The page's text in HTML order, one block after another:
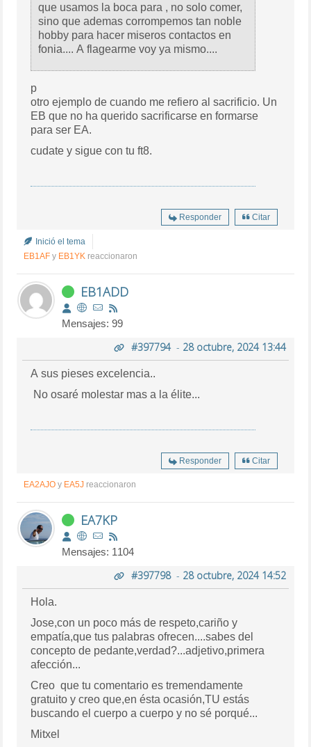
que usamos la boca para , no solo comer,
sino que ademas corrompemos tan noble
hobby para hacer miseros contactos en
fonia.... A flagearme voy ya mismo....
p
otro ejemplo de cuando me refiero al sacrificio. Un
EB que no ha querido sacrificarse en formarse
para ser EA.
cudate y sigue con tu ft8.
Responder Citar
Inició el tema
EB1AF y EB1YK reaccionaron
EB1ADD
Mensajes: 99
#397794- 28 octubre, 2024 13:44
A sus pieses excelencia..
No osaré molestar mas a la élite...
Responder Citar
EA2AJO y EA5J reaccionaron
EA7KP
Mensajes: 1104
#397798- 28 octubre, 2024 14:52
Hola.
Jose,con un poco más de respeto,cariño y
empatía,que tus palabras ofrecen....sabes del
concepto de pedante,verdad?...adjetivo,primera
afección...
Creo que tu comentario es tremendamente
gratuito y creo que,en ésta ocasión,TU estás
buscando el cuerpo a cuerpo y no sé porqué...
Mitxel